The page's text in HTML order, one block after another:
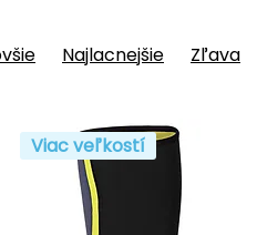
Najlacnejšie
Zľava
Viac veľkostí